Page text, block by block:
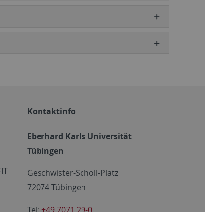
Kontaktinfo
Eberhard Karls Universität
Tübingen
Geschwister-Scholl-Platz
72074 Tübingen
Tel: +49 7071 29-0